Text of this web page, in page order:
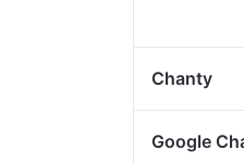
Chanty
Google